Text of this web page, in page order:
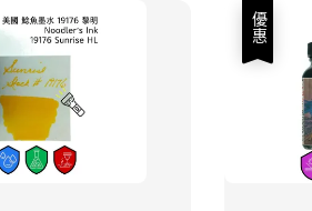
優惠